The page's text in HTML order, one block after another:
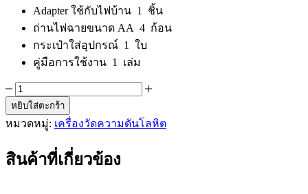
Adapter ใช้กับไฟบ้าน 1 ชิ้น
ถ่านไฟฉายขนาด AA 4 ก้อน
กระเป๋าใส่อุปกรณ์ 1 ใบ
คู่มือการใช้งาน 1 เล่ม
จำนวน
เครื่อง
วัด
ดัน
หยิบใส่ตะกร้า
หมวดหมู่: เครื่องวัดความดันโลหิต
สินค้าที่เกี่ยวข้อง